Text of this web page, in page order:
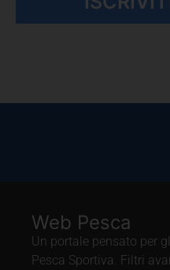
Web Pesca
Un portale pensato per
Pesca Sportiva. Filtri